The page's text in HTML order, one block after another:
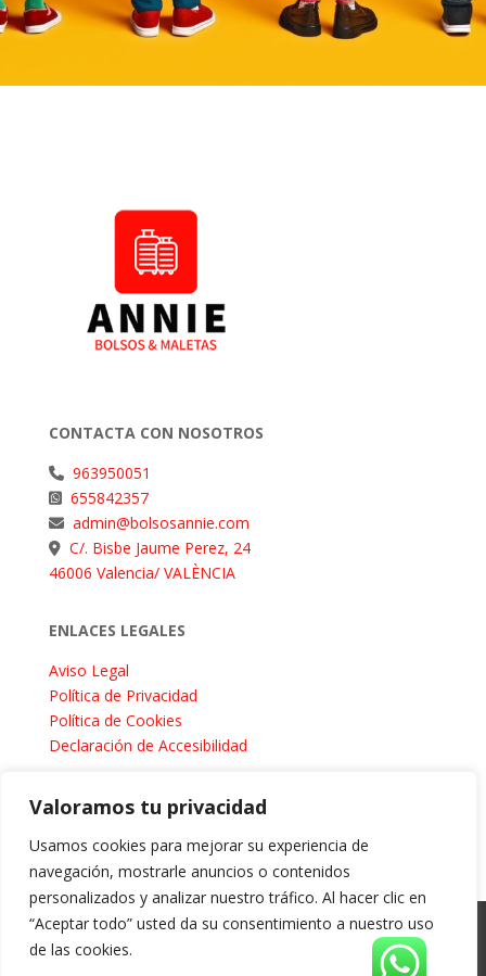
Valoramos tu privacidad
Usamos cookies para mejorar su experiencia de
navegación, mostrarle anuncios o contenidos
personalizados y analizar nuestro tráfico. Al hacer clic en
“Aceptar todo” usted da su consentimiento a nuestro uso
de las cookies.
CONTACTA CON NOSOTROS
963950051
655842357
admin@bolsosannie.com
C/. Bisbe Jaume Perez, 24
46006 Valencia/ VALÈNCIA
ENLACES LEGALES
Aviso Legal
Política de Privacidad
Política de Cookies
Declaración de Accesibilidad
©2024MARIA TERESA GADEA CONEJERO Todos los